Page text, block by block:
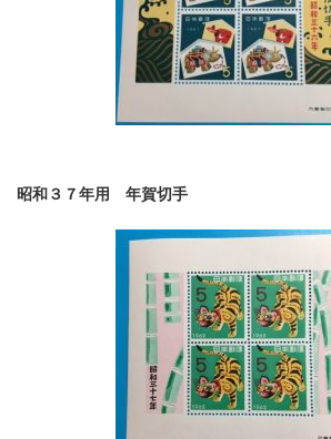
昭和３７年用 年賀切手